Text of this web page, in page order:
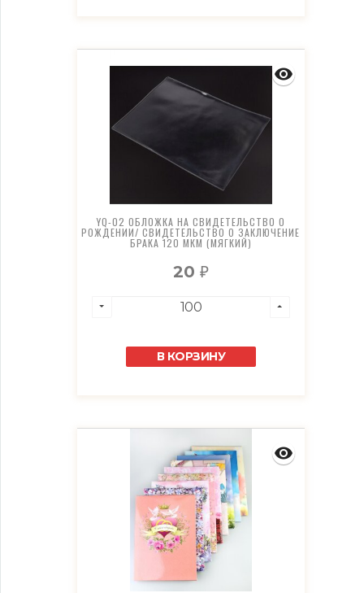
YQ-02 ОБЛОЖКА НА СВИДЕТЕЛЬСТВО О
РОЖДЕНИИ/ СВИДЕТЕЛЬСТВО О ЗАКЛЮЧЕНИЕ
БРАКА 120 МКМ (МЯГКИЙ)
20 ₽
В КОРЗИНУ